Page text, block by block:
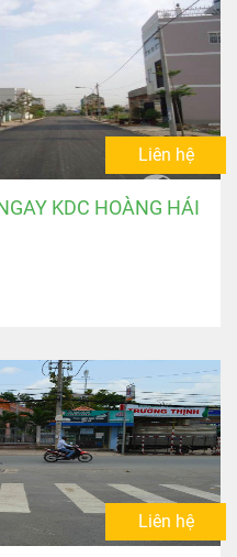
Liên hệ
KDC HOÀNG HẢI
Liên hệ